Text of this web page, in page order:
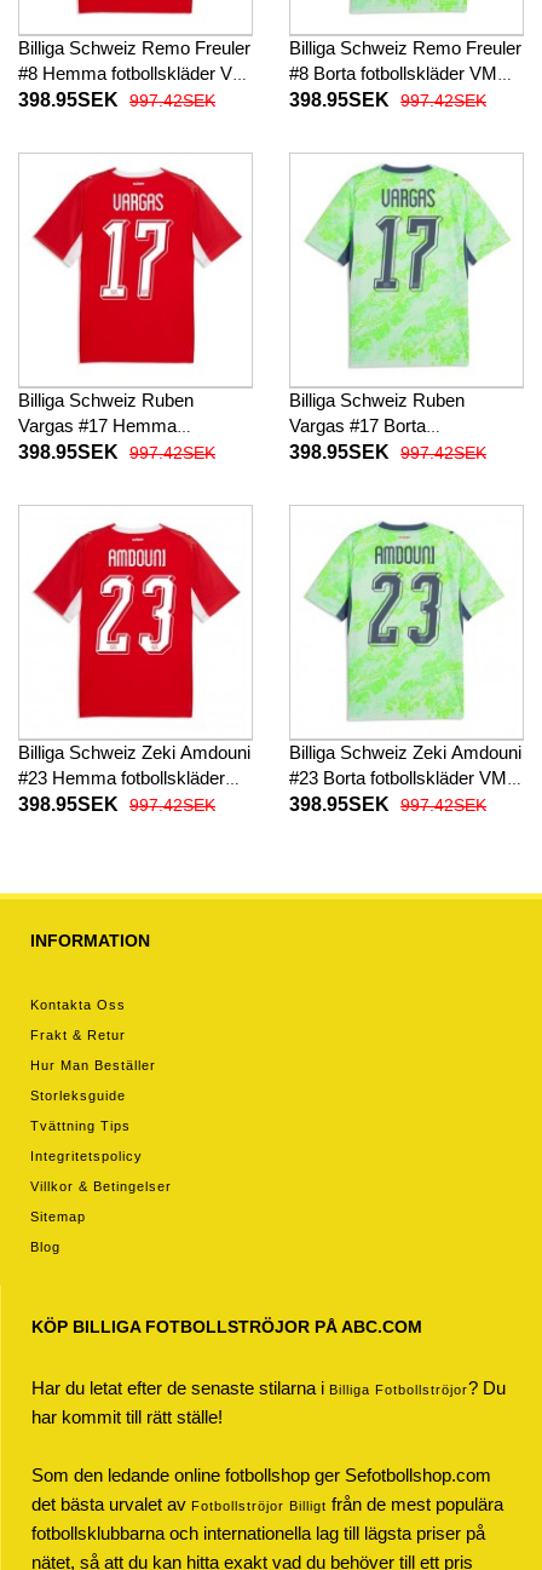
Billiga Schweiz Remo Freuler
#8 Hemma fotbollskläder VM
2026 Kortärmad
398.95SEK 997.42SEK
Billiga Schweiz Remo Freuler
#8 Borta fotbollskläder VM
2026 Kortärmad
398.95SEK 997.42SEK
Billiga Schweiz Ruben
Vargas #17 Hemma
fotbollskläder VM 2026
398.95SEK 997.42SEK
Billiga Schweiz Ruben
Vargas #17 Borta
fotbollskläder VM 2026
398.95SEK 997.42SEK
Billiga Schweiz Zeki Amdouni
#23 Hemma fotbollskläder
VM 2026 Kortärmad
398.95SEK 997.42SEK
Billiga Schweiz Zeki Amdouni
#23 Borta fotbollskläder VM
2026 Kortärmad
398.95SEK 997.42SEK
INFORMATION
Kontakta Oss
Frakt & Retur
Hur Man Beställer
Storleksguide
Tvättning Tips
Integritetspolicy
Villkor & Betingelser
Sitemap
Blog
KÖP BILLIGA FOTBOLLSTRÖJOR PÅ ABC.COM
Har du letat efter de senaste stilarna i Billiga Fotbollströjor? Du
har kommit till rätt ställe!
Som den ledande online fotbollshop ger Sefotbollshop.com
det bästa urvalet av Fotbollströjor Billigt från de mest populära
fotbollsklubbarna och internationella lag till lägsta priser på
nätet, så att du kan hitta exakt vad du behöver till ett pris